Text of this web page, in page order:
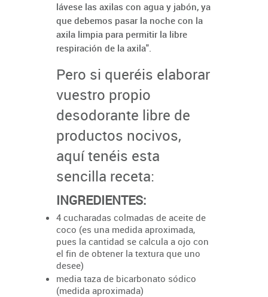
lávese las axilas con agua y jabón, ya
que debemos pasar la noche con la
axila limpia para permitir la libre
respiración de la axila".
Pero si queréis elaborar
vuestro propio
desodorante libre de
productos nocivos,
aquí tenéis esta
sencilla receta:
INGREDIENTES:
4 cucharadas colmadas de aceite de
coco (es una medida aproximada,
pues la cantidad se calcula a ojo con
el fin de obtener la textura que uno
desee)
media taza de bicarbonato sódico
(medida aproximada)